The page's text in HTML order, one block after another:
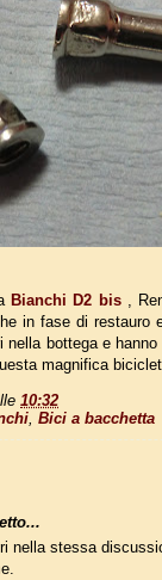
Bianchi D2 bis,
in fase di restauro
nella bottega e
magnifica
10:32
Bici a bacchetta
nella stessa